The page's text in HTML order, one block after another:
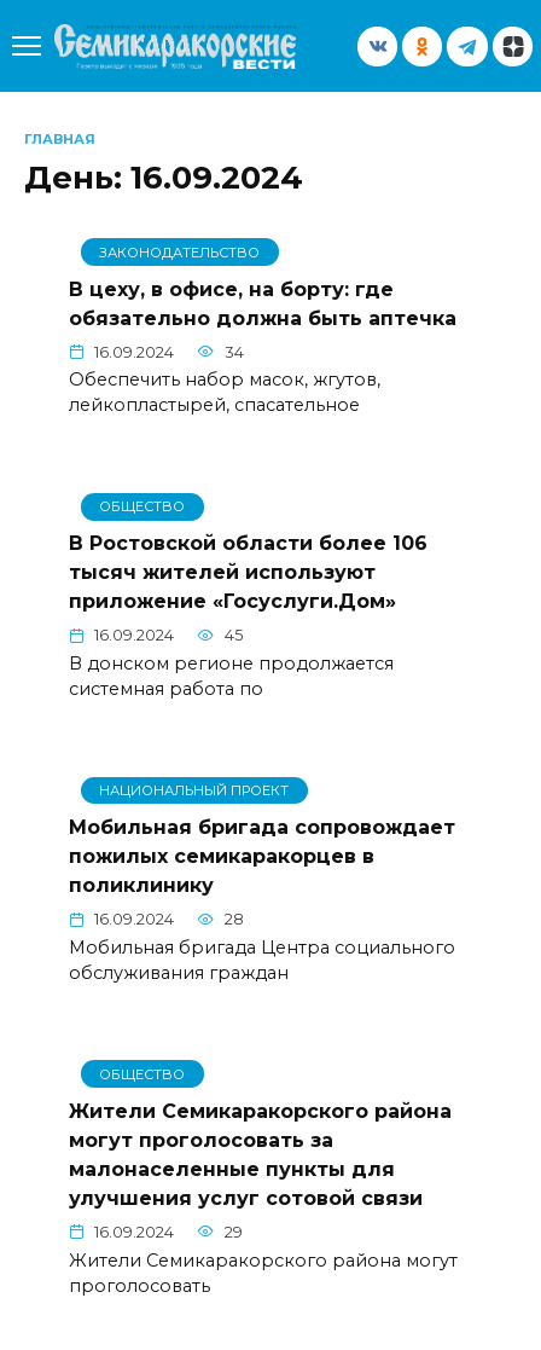
содержанию
ГЛАВНАЯ
День: 16.09.2024
ЗАКОНОДАТЕЛЬСТВО
В цеху, в офисе, на борту: где
обязательно должна быть аптечка
16.09.2024 34
Обеспечить набор масок, жгутов,
лейкопластырей, спасательное
ОБЩЕСТВО
В Ростовской области более 106
тысяч жителей используют
приложение «Госуслуги.Дом»
16.09.2024 45
В донском регионе продолжается
системная работа по
НАЦИОНАЛЬНЫЙ ПРОЕКТ
Мобильная бригада сопровождает
пожилых семикаракорцев в
поликлинику
16.09.2024 28
Мобильная бригада Центра социального
обслуживания граждан
ОБЩЕСТВО
Жители Семикаракорского района
могут проголосовать за
малонаселенные пункты для
улучшения услуг сотовой связи
16.09.2024 29
Жители Семикаракорского района могут
проголосовать